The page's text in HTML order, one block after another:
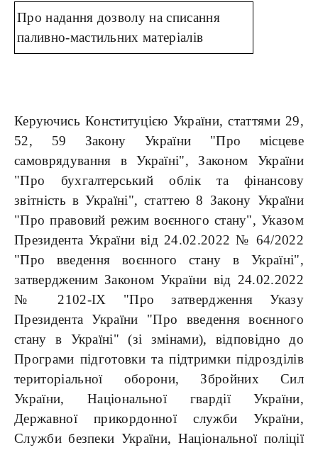
Про надання дозволу на списання
паливно-мастильних матеріалів
Керуючись Конституцією України, статтями 29,
52, 59 Закону України "Про місцеве
самоврядування в Україні", Законом України
"Про бухгалтерський облік та фінансову
звітність в Україні", статтею 8 Закону України
"Про правовий режим воєнного стану", Указом
Президента України від 24.02.2022 № 64/2022
"Про введення воєнного стану в Україні",
затвердженим Законом України від 24.02.2022
№ 2102-ІХ "Про затвердження Указу
Президента України "Про введення воєнного
стану в Україні" (зі змінами), відповідно до
Програми підготовки та підтримки підрозділів
територіальної оборони, Збройних Сил
України, Національної гвардії України,
Державної прикордонної служби України,
Служби безпеки України, Національної поліції